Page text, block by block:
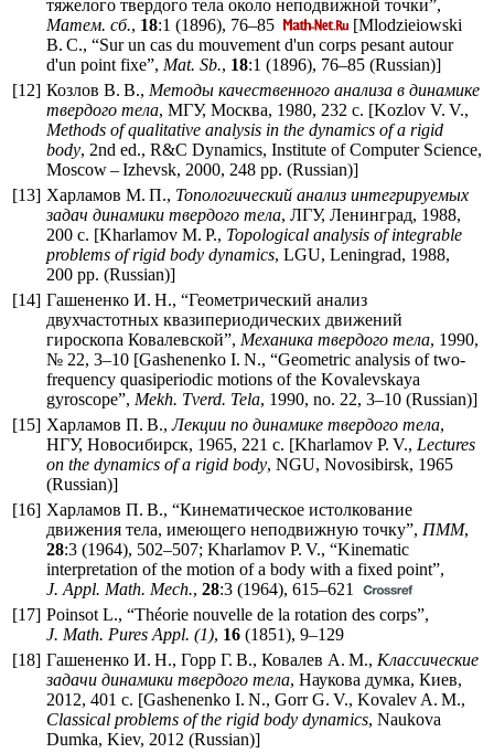
тяжелого твердого тела около неподвижной точки”,
Матем. сб., 18:1 (1896), 76–85
[Mlodzieiowski
B. C., “Sur un cas du mouvement d'un corps pesant autour
d'un point fixe”, Mat. Sb., 18:1 (1896), 76–85 (Russian)]
[12] Козлов В. В., Методы качественного анализа в динамике
твердого тела, МГУ, Москва, 1980, 232 с. [Kozlov V. V.,
Methods of qualitative analysis in the dynamics of a rigid
body, 2nd ed., R&C Dynamics, Institute of Computer Science,
Moscow – Izhevsk, 2000, 248 pp. (Russian)]
[13] Харламов М. П., Топологический анализ интегрируемых
задач динамики твердого тела, ЛГУ, Ленинград, 1988,
200 с. [Kharlamov M. P., Topological analysis of integrable
problems of rigid body dynamics, LGU, Leningrad, 1988,
200 pp. (Russian)]
[14] Гашененко И. Н., “Геометрический анализ
двухчастотных квазипериодических движений
гироскопа Ковалевской”, Механика твердого тела, 1990,
№ 22, 3–10 [Gashenenko I. N., “Geometric analysis of two-
frequency quasiperiodic motions of the Kovalevskaya
gyroscope”, Mekh. Tverd. Tela, 1990, no. 22, 3–10 (Russian)]
[15] Харламов П. В.,Лекции по динамике твердого тела,
НГУ, Новосибирск, 1965, 221 с. [Kharlamov P. V., Lectures
on the dynamics of a rigid body, NGU, Novosibirsk, 1965
(Russian)]
[16] Харламов П. В., “Кинематическое истолкование
движения тела, имеющего неподвижную точку”, ПММ,
28:3 (1964), 502–507; Kharlamov P. V., “Kinematic
interpretation of the motion of a body with a fixed point”,
J. Appl. Math. Mech., 28:3 (1964), 615–621
[17] Poinsot L., “Théorie nouvelle de la rotation des corps”,
J. Math. Pures Appl. (1), 16 (1851), 9–129
[18] Гашененко И. Н., Горр Г. В., Ковалев А. М., Классические
задачи динамики твердого тела, Наукова думка, Киев,
2012, 401 с. [Gashenenko I. N., Gorr G. V., Kovalev A. M.,
Classical problems of the rigid body dynamics, Naukova
Dumka, Kiev, 2012 (Russian)]